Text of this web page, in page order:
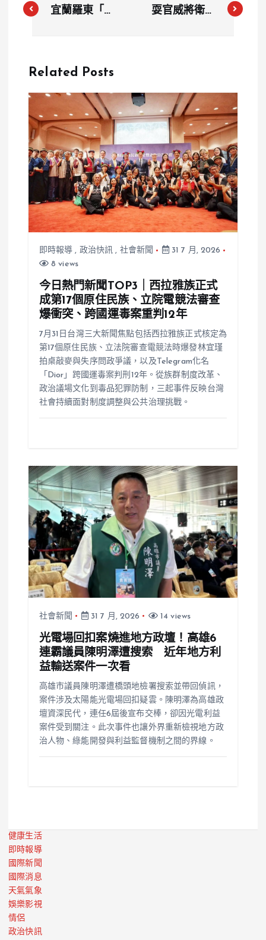
宜蘭羅東「鴨
480元？事件
歉一次看
耍官威將衛生
Related Posts
即時報導 , 政治快訊 , 社會新聞
31 7 月, 2026
8 views
今日熱門新聞TOP3｜西拉雅族正式
成第17個原住民族、立院電競法審查
爆衝突、跨國運毒案重判12年
7月31日台灣三大新聞焦點包括西拉雅族正式核定為
第17個原住民族、立法院審查電競法時爆發林宜瑾
拍桌敲麥與失序問政爭議，以及Telegram化名
「Dior」跨國運毒案判刑12年。從族群制度改革、
政治議場文化到毒品犯罪防制，三起事件反映台灣
社會持續面對制度調整與公共治理挑戰。
社會新聞 31 7 月, 2026 14 views
光電場回扣案燒進地方政壇！高雄6
連霸議員陳明澤遭搜索 近年地方利
益輸送案件一次看
高雄市議員陳明澤遭橋頭地檢署搜索並帶回偵訊，
案件涉及太陽能光電場回扣疑雲。陳明澤為高雄政
壇資深民代，連任6屆後宣布交棒，卻因光電利益
案件受到關注。此次事件也讓外界重新檢視地方政
治人物、綠能開發與利益監督機制之間的界線。
健康生活
即時報導
國際新聞
國際消息
天氣氣象
娛樂影視
情侶
政治快訊